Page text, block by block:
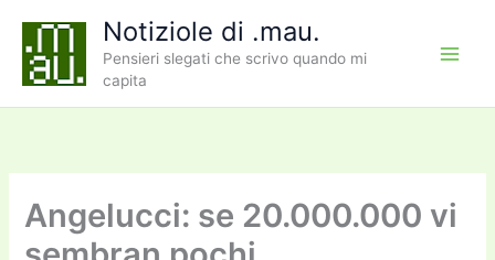
contenuto
Notiziole di .mau.
Pensieri slegati che scrivo quando mi
capita
Angelucci: se 20.000.000 vi